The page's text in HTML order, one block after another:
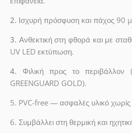
2. Ισχυρή πρόσφυση και πάχος 90
3. Ανθεκτική στη φθορά και με
UV LED εκτύπωση.
4. Φιλική προς το περιβάλλον
GREENGUARD GOLD).
5. PVC-free — ασφαλές υλικό χωρίς
6. Συμβάλλει στη θερμική και